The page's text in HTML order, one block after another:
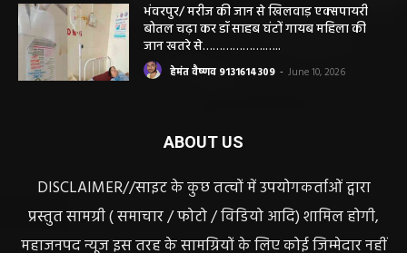
भंवरपुर/ मरीज की जान से खिलवाड़ एक्सपायरी
बोतल चढ़ा कर डॉ साहब घंटों गायब महिला की
जान खतरे से……………….…..
हेमंत वैष्णव 9131614309 - June 10, 2026
ABOUT US
DISCLAIMER//साइट के कुछ तत्वों में उपयोगकर्ताओं द्वारा
प्रस्तुत सामग्री ( समाचार / फोटो / विडियो आदि) शामिल होगी,
महाजनपद न्यूज इस तरह के सामग्रियों के लिए कोई जिम्मेदार नहीं